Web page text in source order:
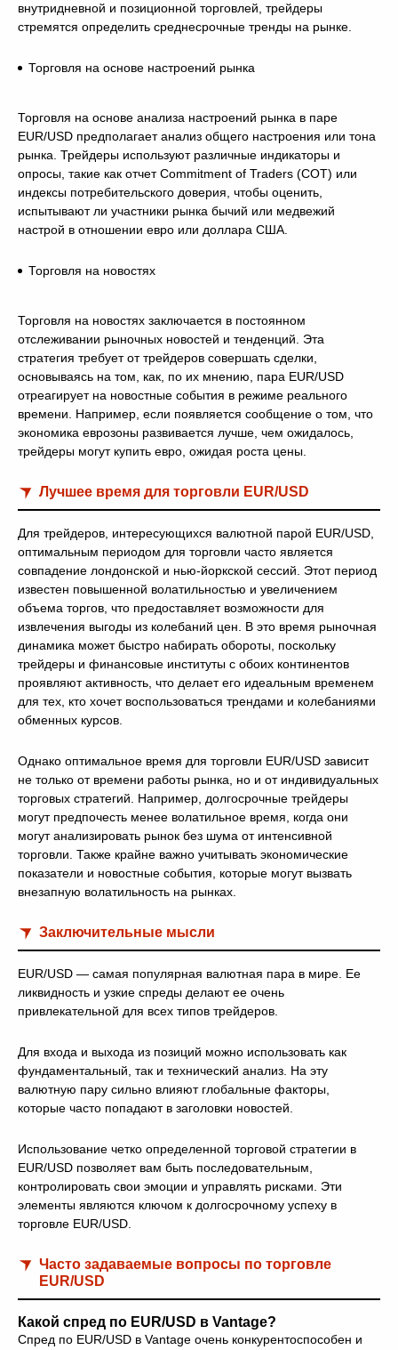
внутридневной и позиционной торговлей, трейдеры
стремятся определить среднесрочные тренды на рынке.
Торговля на основе настроений рынка
Торговля на основе анализа настроений рынка в паре
EUR/USD предполагает анализ общего настроения или тона
рынка. Трейдеры используют различные индикаторы и
опросы, такие как отчет Commitment of Traders (COT) или
индексы потребительского доверия, чтобы оценить,
испытывают ли участники рынка бычий или медвежий
настрой в отношении евро или доллара США.
Торговля на новостях
Торговля на новостях заключается в постоянном
отслеживании рыночных новостей и тенденций. Эта
стратегия требует от трейдеров совершать сделки,
основываясь на том, как, по их мнению, пара EUR/USD
отреагирует на новостные события в режиме реального
времени. Например, если появляется сообщение о том, что
экономика еврозоны развивается лучше, чем ожидалось,
трейдеры могут купить евро, ожидая роста цены.
Лучшее время для торговли EUR/USD
Для трейдеров, интересующихся валютной парой EUR/USD,
оптимальным периодом для торговли часто является
совпадение лондонской и нью-йоркской сессий. Этот период
известен повышенной волатильностью и увеличением
объема торгов, что предоставляет возможности для
извлечения выгоды из колебаний цен. В это время рыночная
динамика может быстро набирать обороты, поскольку
трейдеры и финансовые институты с обоих континентов
проявляют активность, что делает его идеальным временем
для тех, кто хочет воспользоваться трендами и колебаниями
обменных курсов.
Однако оптимальное время для торговли EUR/USD зависит
не только от времени работы рынка, но и от индивидуальных
торговых стратегий. Например, долгосрочные трейдеры
могут предпочесть менее волатильное время, когда они
могут анализировать рынок без шума от интенсивной
торговли. Также крайне важно учитывать экономические
показатели и новостные события, которые могут вызвать
внезапную волатильность на рынках.
Заключительные мысли
EUR/USD — самая популярная валютная пара в мире. Ее
ликвидность и узкие спреды делают ее очень
привлекательной для всех типов трейдеров.
Для входа и выхода из позиций можно использовать как
фундаментальный, так и технический анализ. На эту
валютную пару сильно влияют глобальные факторы,
которые часто попадают в заголовки новостей.
Использование четко определенной торговой стратегии в
EUR/USD позволяет вам быть последовательным,
контролировать свои эмоции и управлять рисками. Эти
элементы являются ключом к долгосрочному успеху в
торговле EUR/USD.
Часто задаваемые вопросы по торговле
EUR/USD
Какой спред по EUR/USD в Vantage?
Спред по EUR/USD в Vantage очень конкурентоспособен и